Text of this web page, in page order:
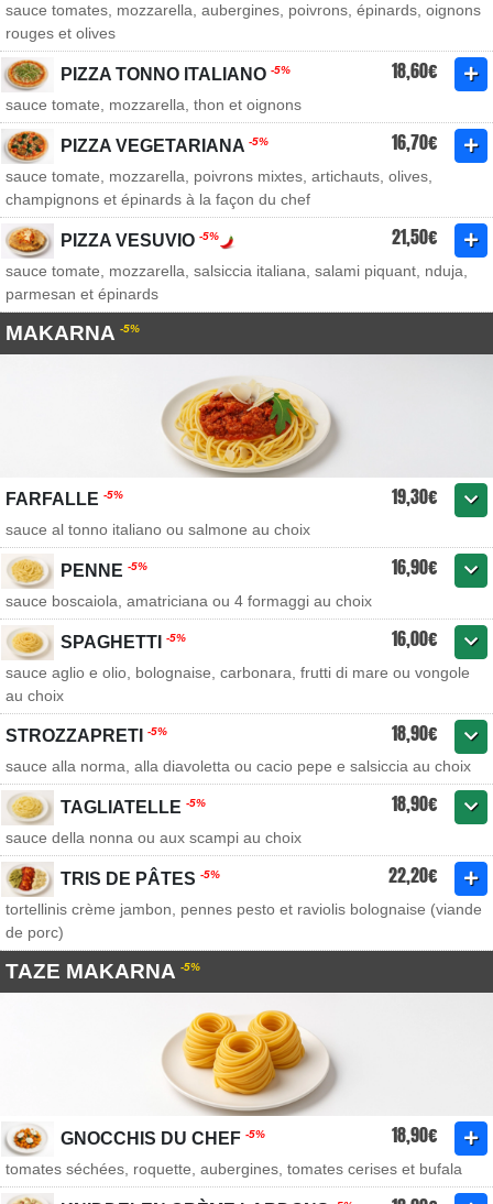
sauce tomates, mozzarella, aubergines, poivrons, épinards, oignons
rouges et olives
PIZZA TONNO ITALIANO -5% 18,60€
sauce tomate, mozzarella, thon et oignons
PIZZA VEGETARIANA -5% 16,70€
sauce tomate, mozzarella, poivrons mixtes, artichauts, olives,
champignons et épinards à la façon du chef
PIZZA VESUVIO -5% 21,50€
sauce tomate, mozzarella, salsiccia italiana, salami piquant, nduja,
parmesan et épinards
MAKARNA -5%
FARFALLE -5% 19,30€
sauce al tonno italiano ou salmone au choix
PENNE -5% 16,90€
sauce boscaiola, amatriciana ou 4 formaggi au choix
SPAGHETTI -5% 16,00€
sauce aglio e olio, bolognaise, carbonara, frutti di mare ou vongole
au choix
STROZZAPRETI -5% 18,90€
sauce alla norma, alla diavoletta ou cacio pepe e salsiccia au choix
TAGLIATELLE -5% 18,90€
sauce della nonna ou aux scampi au choix
TRIS DE PÂTES -5% 22,20€
tortellinis crème jambon, pennes pesto et raviolis bolognaise (viande
de porc)
TAZE MAKARNA -5%
GNOCCHIS DU CHEF -5% 18,90€
tomates séchées, roquette, aubergines, tomates cerises et bufala